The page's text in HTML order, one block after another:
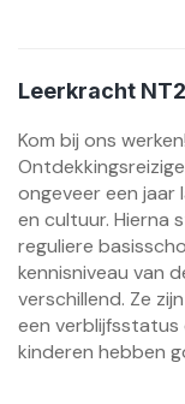
Leerkracht NT2
Kom bij ons
ongeveer een jaar
en cultuur. Hierna
reguliere
kennisniveau van
verschillend. Ze
een verblijfsstatus
kinderen hebben